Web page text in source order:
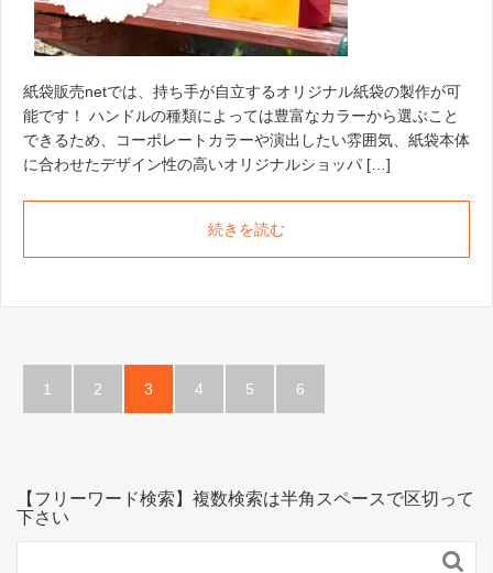
紙袋販売netでは、持ち手が自立するオリジナル紙袋の製作が可
能です！ ハンドルの種類によっては豊富なカラーから選ぶこと
できるため、コーポレートカラーや演出したい雰囲気、紙袋本体
に合わせたデザイン性の高いオリジナルショッパ […]
続きを読む
1 2 3 4 5 6
【フリーワード検索】複数検索は半角スペースで区切って
下さい
